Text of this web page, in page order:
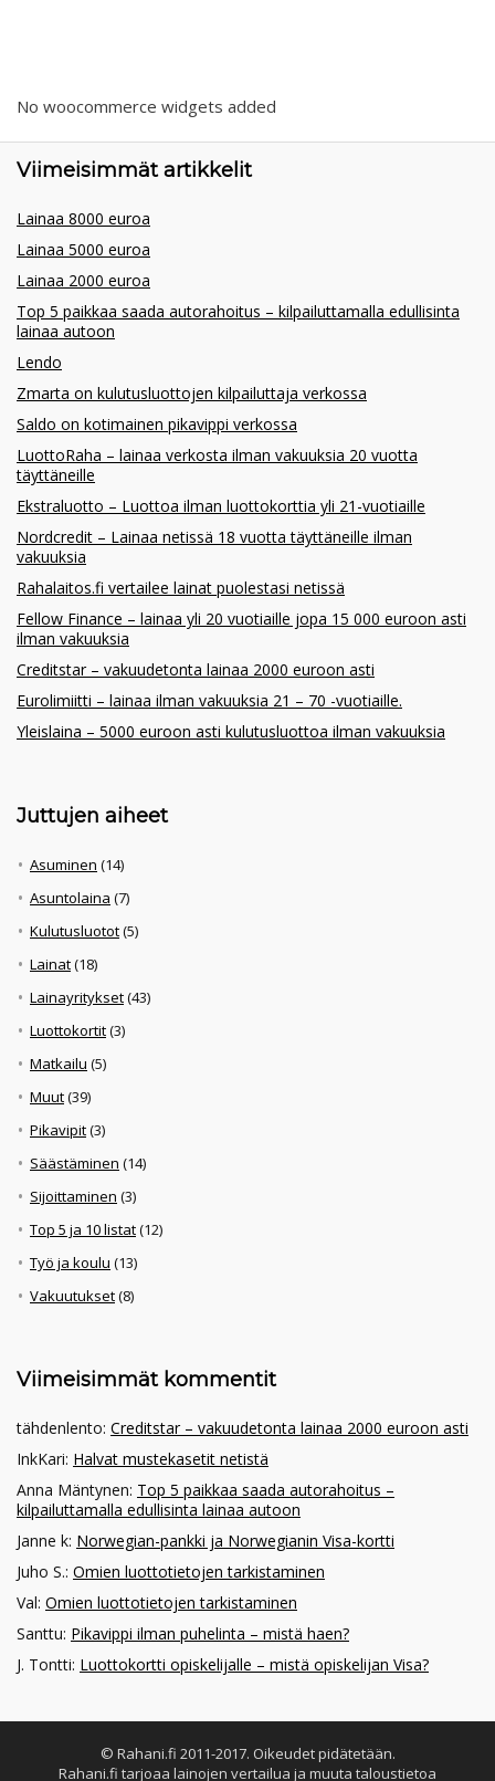
No woocommerce widgets added
Viimeisimmät artikkelit
Lainaa 8000 euroa
Lainaa 5000 euroa
Lainaa 2000 euroa
Top 5 paikkaa saada autorahoitus – kilpailuttamalla edullisinta
lainaa autoon
Lendo
Zmarta on kulutusluottojen kilpailuttaja verkossa
Saldo on kotimainen pikavippi verkossa
LuottoRaha – lainaa verkosta ilman vakuuksia 20 vuotta
täyttäneille
Ekstraluotto – Luottoa ilman luottokorttia yli 21-vuotiaille
Nordcredit – Lainaa netissä 18 vuotta täyttäneille ilman
vakuuksia
Rahalaitos.fi vertailee lainat puolestasi netissä
Fellow Finance – lainaa yli 20 vuotiaille jopa 15 000 euroon asti
ilman vakuuksia
Creditstar – vakuudetonta lainaa 2000 euroon asti
Eurolimiitti – lainaa ilman vakuuksia 21 – 70 -vuotiaille.
Yleislaina – 5000 euroon asti kulutusluottoa ilman vakuuksia
Juttujen aiheet
Asuminen (14)
Asuntolaina (7)
Kulutusluotot(5)
Lainat(18)
Lainayritykset(43)
Luottokortit(3)
Matkailu (5)
Muut(39)
Pikavipit(3)
Säästäminen (14)
Sijoittaminen (3)
Top 5 ja 10 listat(12)
Työ ja koulu (13)
Vakuutukset(8)
Viimeisimmät kommentit
tähdenlento: Creditstar – vakuudetonta lainaa 2000 euroon asti
InkKari: Halvat mustekasetit netistä
Anna Mäntynen: Top 5 paikkaa saada autorahoitus –
kilpailuttamalla edullisinta lainaa autoon
Janne k: Norwegian-pankki ja Norwegianin Visa-kortti
Juho S.: Omien luottotietojen tarkistaminen
Val: Omien luottotietojen tarkistaminen
Santtu: Pikavippi ilman puhelinta – mistä haen?
J. Tontti: Luottokortti opiskelijalle – mistä opiskelijan Visa?
© Rahani.fi 2011-2017. Oikeudet pidätetään.
Rahani.fi tarjoaa lainojen vertailua ja muuta taloustietoa